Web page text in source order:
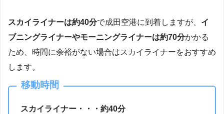
スカイライナーは約40分で成田空港に到着しますが、 イ
ブニングライナーやモーニングライナーは約70分かかる
ため、時間に余裕がない場合はスカイライナーをおすすめ
します。
移動時間
スカイライナー・・・約40分